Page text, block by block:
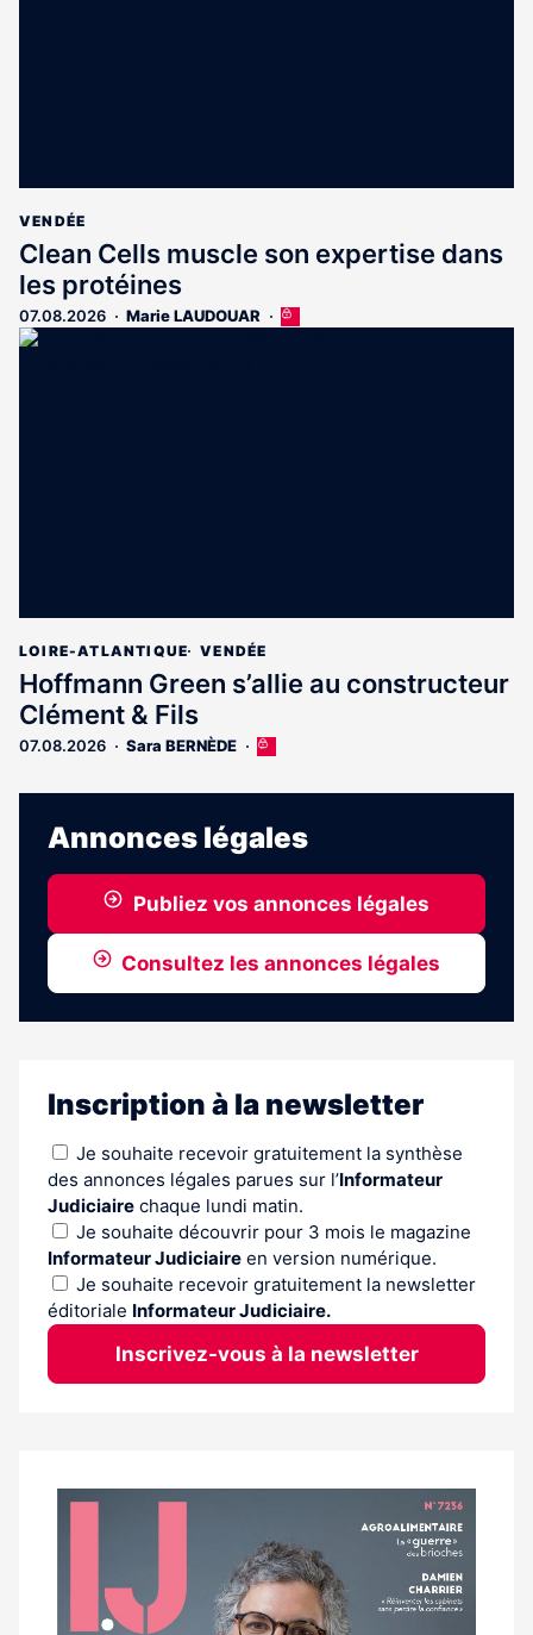
VENDÉE
Clean Cells muscle son expertise dans
les protéines
07.08.2026 Marie LAUDOUAR
Cet
LOIRE-ATLANTIQUE VENDÉE
Hoffmann Green s’allie au constructeur
Clément & Fils
07.08.2026 Sara BERNÈDE
Cet
est
aux
Annonces légales
Publiez vos annonces légales
Consultez les annonces légales
Inscription à la newsletter
Je souhaite recevoir gratuitement la synthèse
des annonces légales parues sur l’Informateur
Judiciaire chaque lundi matin.
Je souhaite découvrir pour 3 mois le magazine
Informateur Judiciaire en version numérique.
Je souhaite recevoir gratuitement la newsletter
éditoriale Informateur Judiciaire.
Inscrivez-vous à la newsletter
Notre
magazine